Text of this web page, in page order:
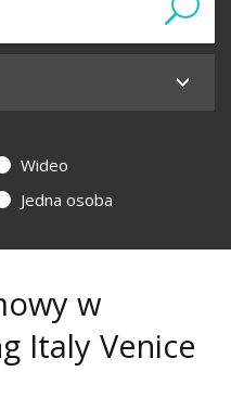
Wideo
Jedna osoba
w
Italy Venice